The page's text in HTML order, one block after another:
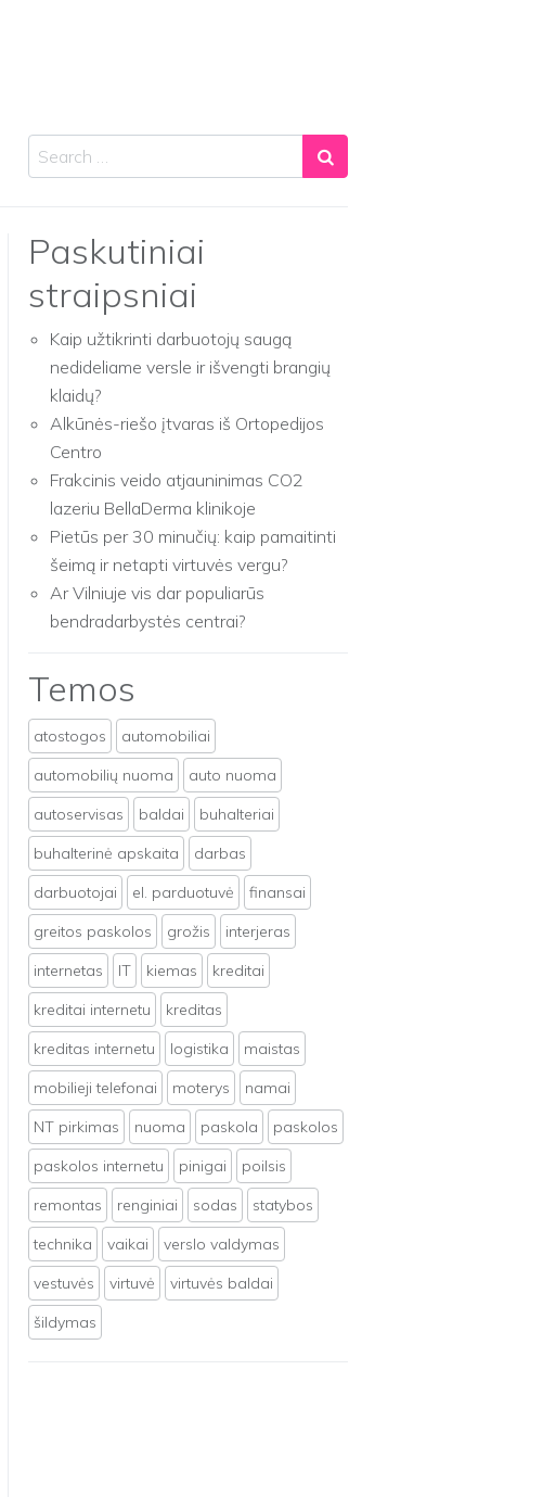
Search
Paskutiniai
straipsniai
Kaip užtikrinti darbuotojų saugą
nedideliame versle ir išvengti brangių
klaidų?
Alkūnės-riešo įtvaras iš Ortopedijos
Centro
Frakcinis veido atjauninimas CO2
lazeriu BellaDerma klinikoje
Pietūs per 30 minučių: kaip pamaitinti
šeimą ir netapti virtuvės vergu?
Ar Vilniuje vis dar populiarūs
bendradarbystės centrai?
Temos
atostogos
automobiliai
automobilių nuoma
auto nuoma
autoservisas
baldai
buhalteriai
buhalterinė apskaita
darbas
darbuotojai
el. parduotuvė
finansai
greitos paskolos
grožis
interjeras
internetas
IT kiemas
kreditai
kreditai internetu
kreditas
kreditas internetu
logistika
maistas
mobilieji telefonai
moterys
namai
NT pirkimas
nuoma paskola
paskolos
paskolos internetu
pinigai
poilsis
remontas
renginiai sodas
statybos
technika
vaikai
verslo valdymas
vestuvės
virtuvė
virtuvės baldai
šildymas